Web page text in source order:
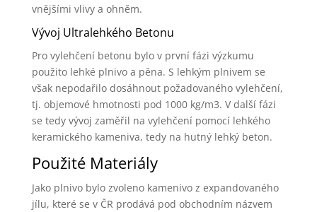
vnějšími vlivy a ohněm.
Vývoj Ultralehkého Betonu
Pro vylehčení betonu bylo v první fázi výzkumu
použito lehké plnivo a pěna. S lehkým plnivem se
však nepodařilo dosáhnout požadovaného vylehčení,
tj. objemové hmotnosti pod 1000 kg/m3. V další fázi
se tedy vývoj zaměřil na vylehčení pomocí lehkého
keramického kameniva, tedy na hutný lehký beton.
Použité Materiály
Jako plnivo bylo zvoleno kamenivo z expandovaného
jílu, které se v ČR prodává pod obchodním názvem